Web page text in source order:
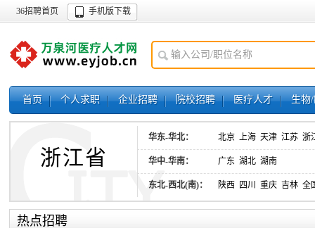
36招聘首页 手机版下载
首页 个人求职 企业招聘 院校招聘 医疗人才 生物
浙江省
华东-华北： 北京 上海 天津 江苏 浙
华中-华南： 广东 湖北 湖南
东北-西北(南)： 陕西 四川 重庆 吉林 全
热点招聘